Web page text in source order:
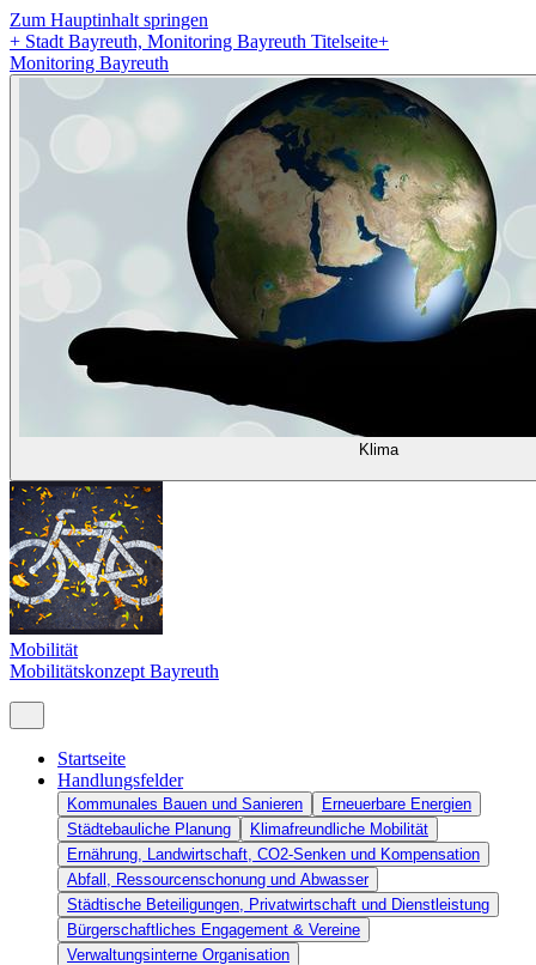
Zum Hauptinhalt springen
+ Stadt Bayreuth, Monitoring Bayreuth Titelseite+
Monitoring Bayreuth
Klima
Mobilität
Mobilitätskonzept Bayreuth
Startseite
Handlungsfelder
Kommunales Bauen und Sanieren
Erneuerbare Energien
Städtebauliche Planung
Klimafreundliche Mobilität
Ernährung, Landwirtschaft, CO2-Senken und Kompensation
Abfall, Ressourcenschonung und Abwasser
Städtische Beteiligungen, Privatwirtschaft und Dienstleistung
Bürgerschaftliches Engagement & Vereine
Verwaltungsinterne Organisation